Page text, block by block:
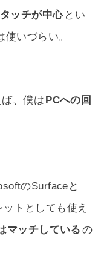
タッチが中心 とい
いづらい。
、僕は PCへの回
のSurfaceと
トとしても使え
マッチしている の